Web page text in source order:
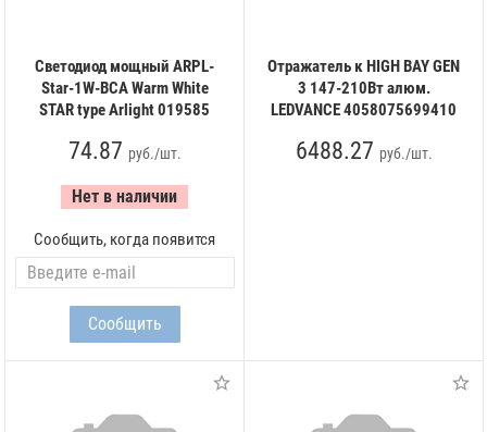
Светодиод мощный ARPL-
Star-1W-BCA Warm White
STAR type Arlight 019585
74.87 руб./шт.
Нет в наличии
Сообщить, когда появится
Отражатель к HIGH BAY GEN
3 147-210Вт алюм.
LEDVANCE 4058075699410
6488.27 руб./шт.